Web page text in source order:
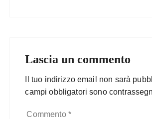
Lascia un commento
Il tuo indirizzo email non sarà
campi obbligatori sono
Commento *